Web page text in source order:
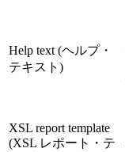
Help text (ヘルプ・
テキスト)
XSL report template
(XSL レポート・テ